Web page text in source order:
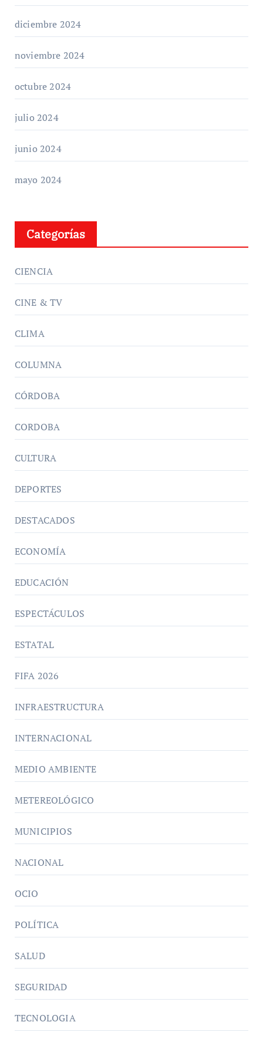
diciembre 2024
noviembre 2024
octubre 2024
julio 2024
junio 2024
mayo 2024
Categorías
CIENCIA
CINE & TV
CLIMA
COLUMNA
CÓRDOBA
CORDOBA
CULTURA
DEPORTES
DESTACADOS
ECONOMÍA
EDUCACIÓN
ESPECTÁCULOS
ESTATAL
FIFA 2026
INFRAESTRUCTURA
INTERNACIONAL
MEDIO AMBIENTE
METEREOLÓGICO
MUNICIPIOS
NACIONAL
OCIO
POLÍTICA
SALUD
SEGURIDAD
TECNOLOGIA